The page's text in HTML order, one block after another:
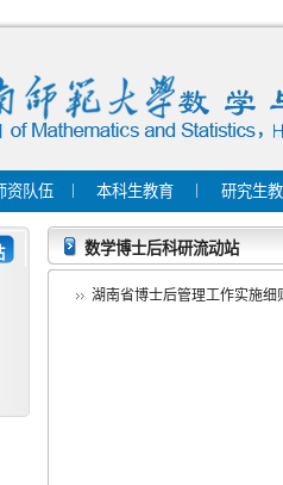
资队伍 | 本科生教育 | 研究生
数学博士后科研流动站
湖南省博士后管理工作实施细